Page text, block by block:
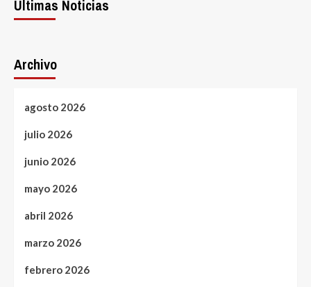
Últimas Noticias
Archivo
agosto 2026
julio 2026
junio 2026
mayo 2026
abril 2026
marzo 2026
febrero 2026